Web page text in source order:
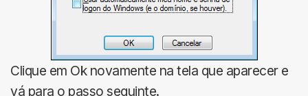
Clique em Ok novamente na tela que aparecer e
vá para o passo seguinte.